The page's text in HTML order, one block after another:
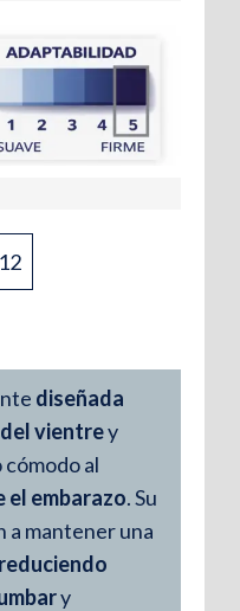
diseñada
vientrey
al
el embarazo. Su
a mantener una
reduciendo
y